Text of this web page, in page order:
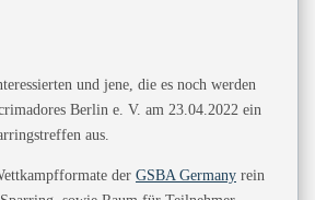
und jene, die es noch werden
Berlin e. V. am 23.04.2022 ein
aus.
der GSBA Germany rein